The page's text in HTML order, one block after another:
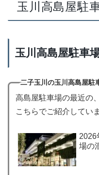
玉川高島屋駐
玉川高島屋駐車
二子玉川の玉川高島屋駐
高島屋駐車場の最近の
こちらでご紹介してい
2026
場の